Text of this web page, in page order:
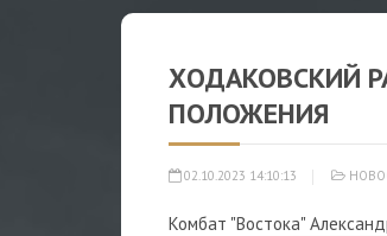
ХОДАКОВСКИЙ
ПОЛОЖЕНИЯ
02.10.2023 14:10:13
Комбат "Востока"